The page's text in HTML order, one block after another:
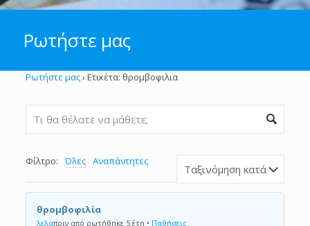
Ρωτήστε μας
Ρωτήστε μας› Ετικέτα: θρομβοφιλια
Φίλτρο: Όλες Αναπάντητες
θρομβοφιλία
λελαπριν από ρωτήθηκε 5 έτη • Παθήσεις